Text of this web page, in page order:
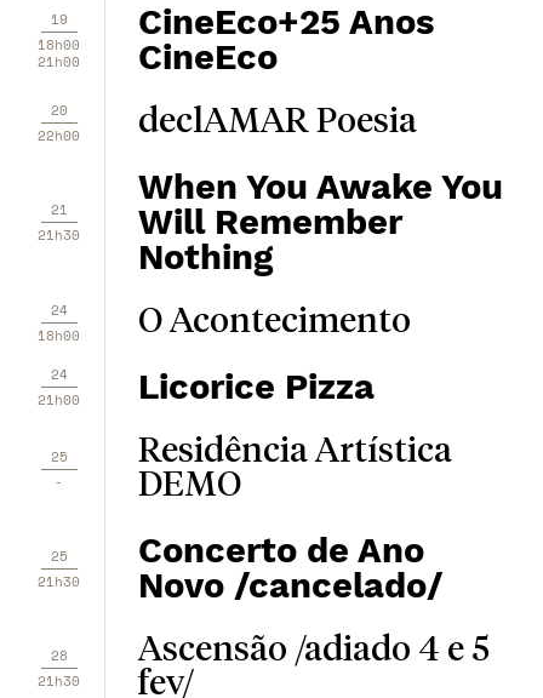
19
18h00
21h00
CineEco+25 Anos
CineEco
20
22h00
declAMAR Poesia
21
21h30
When You Awake You
Will Remember
Nothing
24
18h00
O Acontecimento
24
21h00
Licorice Pizza
25
-
Residência Artística
DEMO
25
21h30
Concerto de Ano
Novo /cancelado/
28
21h30
Ascensão /adiado 4 e 5
fev/